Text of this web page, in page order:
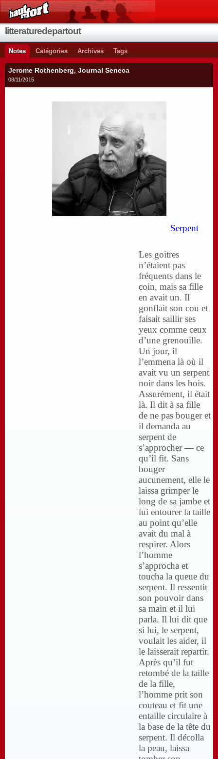
litteraturedepartout
Notes Catégories Archives Tags
Jerome Rothenberg, Journal Seneca
08/11/2015
Serpent
Les goitres
n’étaient pas
fréquents dans le
coin, mais sa fille
en avait un. Il
gonflait son cou et
faisait saillir ses
yeux comme ceux
d’une grenouille.
Un jour, il
l’emmena là où il
avait vu un serpent
noir dans les bois.
Assurément, il était
là. Il dit à sa fille
de ne pas bouger et
il demanda au
serpent de
s’approcher — ce
qu’il fit. Sans
bouger
aucunement, elle le
laissa grimper le
long de sa jambe et
lui entourer la taille
au point qu’elle
avait du mal à
respirer. Alors
l’homme
s’approcha et
toucha la queue du
serpent. Il ressentit
son pouvoir dans
sa main et il lui
parla. Il lui dit que
si lui, le serpent,
voulait les aider, il
le laisserait repartir.
Après qu’il fut
retombé de la taille
de la fille,
l’homme prit son
couteau et fit une
entaille circulaire à
la base de la tête du
serpent. Il décolla
la peau, laissa